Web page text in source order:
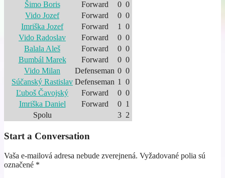
Šimo Boris
Forward 0 0
Vido Jozef
Forward 0 0
Imriška Jozef
Forward 1 0
Vido Radoslav
Forward 0 0
Balala Aleš
Forward 0 0
Bumbál Marek
Forward 0 0
Vido Milan
Defenseman 0 0
Súčanský Rastislav Defenseman 1 0
Ľuboš Čavojský
Forward 0 0
Imriška Daniel
Forward 0 1
Spolu
3 2
Start a Conversation
Vaša e-mailová adresa nebude zverejnená. Vyžadované polia sú
označené *